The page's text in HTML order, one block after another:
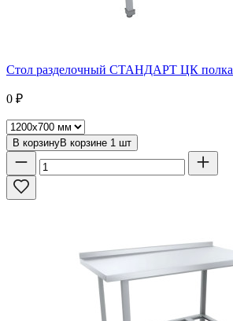
Стол разделочный СТАНДАРТ ЦК
0 ₽
В корзинуВ корзине 1 шт